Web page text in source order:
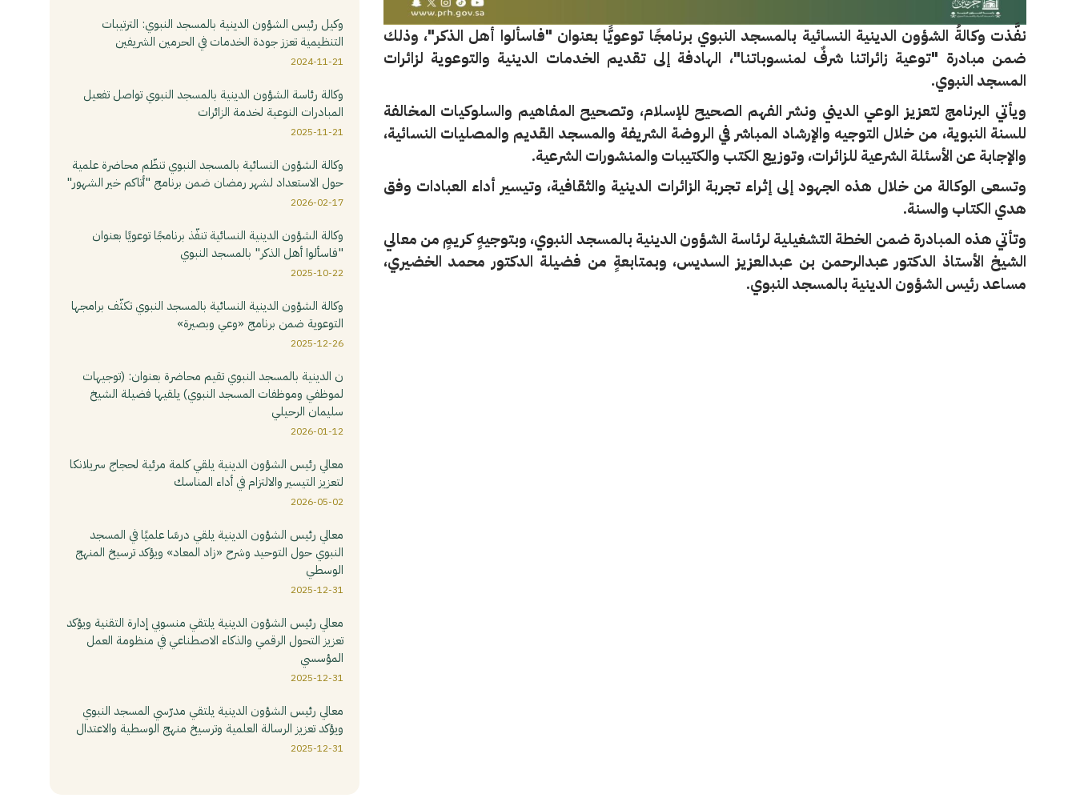
نفَّذت وكالةُ الشؤون الدينية النسائية بالمسجد النبوي برنامجًا توعويًّا بعنوان "فاسألوا أهل الذكر"، وذلك
ضمن مبادرة "توعية زائراتنا شرفٌ لمنسوباتنا"، الهادفة إلى تقديم الخدمات الدينية والتوعوية لزائرات
المسجد النبوي.
ويأتي البرنامج لتعزيز الوعي الديني ونشر الفهم الصحيح للإسلام، وتصحيح المفاهيم والسلوكيات المخالفة
للسنة النبوية، من خلال التوجيه والإرشاد المباشر في الروضة الشريفة والمسجد القديم والمصليات النسائية،
والإجابة عن الأسئلة الشرعية للزائرات، وتوزيع الكتب والكتيبات والمنشورات الشرعية.
وتسعى الوكالة من خلال هذه الجهود إلى إثراء تجربة الزائرات الدينية والثقافية، وتيسير أداء العبادات وفق
هدي الكتاب والسنة.
وتأتي هذه المبادرة ضمن الخطة التشغيلية لرئاسة الشؤون الدينية بالمسجد النبوي، وبتوجيهٍ كريمٍ من معالي
الشيخ الأستاذ الدكتور عبدالرحمن بن عبدالعزيز السديس، وبمتابعةٍ من فضيلة الدكتور محمد الخضيري،
مساعد رئيس الشؤون الدينية بالمسجد النبوي.
وكيل رئيس الشؤون الدينية بالمسجد النبوي: الترتيبات
التنظيمية تعزز جودة الخدمات في الحرمين الشريفين
2024-11-21
وكالة رئاسة الشؤون الدينية بالمسجد النبوي تواصل تفعيل
المبادرات النوعية لخدمة الزائرات
2025-11-21
وكالة الشؤون النسائية بالمسجد النبوي تنظّم محاضرة علمية
حول الاستعداد لشهر رمضان ضمن برنامج "أتاكم خير الشهور"
2026-02-17
وكالة الشؤون الدينية النسائية تنفّذ برنامجًا توعويًا بعنوان
"فاسألوا أهل الذكر" بالمسجد النبوي
2025-10-22
وكالة الشؤون الدينية النسائية بالمسجد النبوي تكثّف برامجها
التوعوية ضمن برنامج «وعي وبصيرة»
2025-12-26
ن الدينية بالمسجد النبوي تقيم محاضرة بعنوان: (توجيهات
لموظفي وموظفات المسجد النبوي) يلقيها فضيلة الشيخ
سليمان الرحيلي
2026-01-12
معالي رئيس الشؤون الدينية يلقي كلمة مرئية لحجاج سريلانكا
لتعزيز التيسير والالتزام في أداء المناسك
2026-05-02
معالي رئيس الشؤون الدينية يلقي درسًا علميًا في المسجد
النبوي حول التوحيد وشرح «زاد المعاد» ويؤكد ترسيخ المنهج
الوسطي
2025-12-31
معالي رئيس الشؤون الدينية يلتقي منسوبي إدارة التقنية ويؤكد
تعزيز التحول الرقمي والذكاء الاصطناعي في منظومة العمل
المؤسسي
2025-12-31
معالي رئيس الشؤون الدينية يلتقي مدرّسي المسجد النبوي
ويؤكد تعزيز الرسالة العلمية وترسيخ منهج الوسطية والاعتدال
2025-12-31